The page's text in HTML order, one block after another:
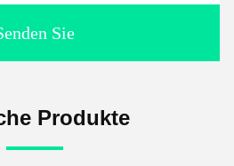
Sie
Produkte